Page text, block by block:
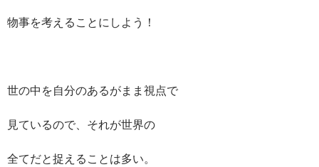
物事を考えることにしよう！
世の中を自分のあるがまま視点で
見ているので、それが世界の
全てだと捉えることは多い。